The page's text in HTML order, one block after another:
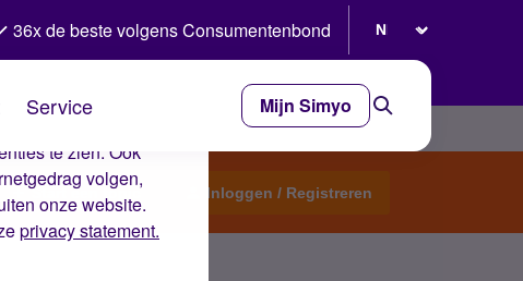
je ervaring op de
te zien. Ook
volgen,
onze website.
privacy statement.
36x de beste volgens Consumentenbond
Service Mijn Simyo
Start een topic Inloggen / Registreren